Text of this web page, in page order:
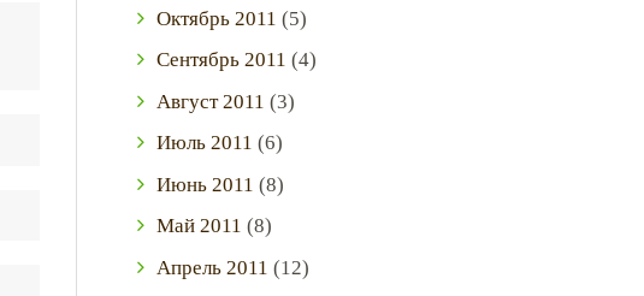
Октябрь 2011 (5)
Сентябрь 2011 (4)
Август 2011 (3)
Июль 2011 (6)
Июнь 2011 (8)
Май 2011 (8)
Апрель 2011 (12)